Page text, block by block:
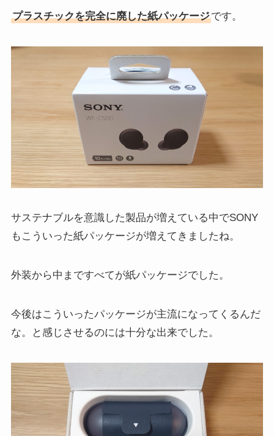
プラスチックを完全に廃した紙パッケージです。
サステナブルを意識した製品が増えている中でSONY
もこういった紙パッケージが増えてきましたね。
外装から中まですべてが紙パッケージでした。
今後はこういったパッケージが主流になってくるんだ
な。と感じさせるのには十分な出来でした。